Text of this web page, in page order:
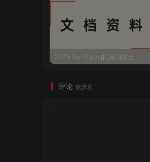
2025 hw 有poc的漏洞集合
评论 抢沙发